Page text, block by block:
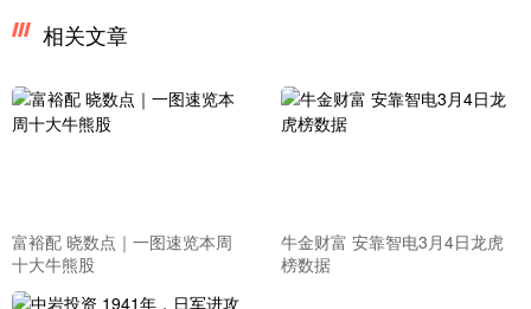
相关文章
富裕配 晓数点｜一图速览本周
十大牛熊股
牛金财富 安靠智电3月4日龙虎
榜数据